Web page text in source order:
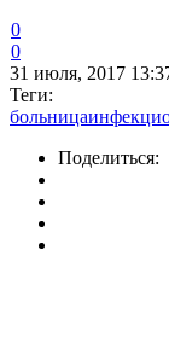
0
0
31 июля, 2017
Теги:
больница
Поделиться: